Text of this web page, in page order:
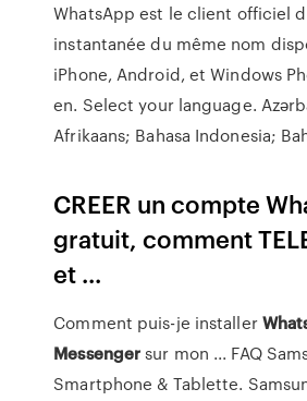
WhatsApp est le client officiel
instantanée du même nom
iPhone, Android, et Windows
en. Select your language.
Afrikaans; Bahasa Indonesia;
CREER un compte
gratuit, comment
et ...
Comment puis-je installer
Messengersur mon ... FAQ
Smartphone & Tablette.